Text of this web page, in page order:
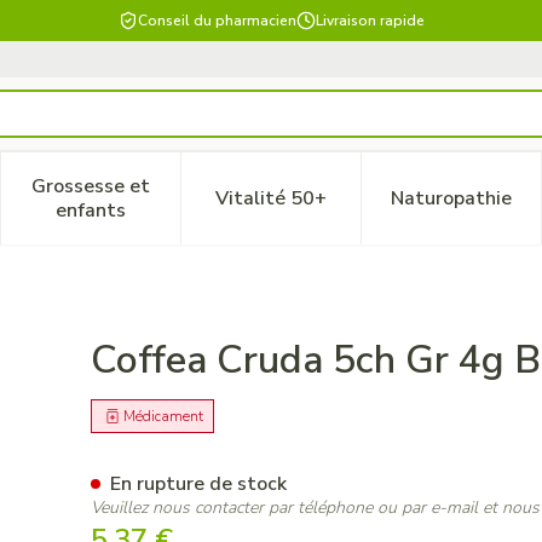
Conseil du pharmacien Livraison rapide
Beauté, soins et hygiène
menu pour la catégorie Régime, alimentation &
Grossesse et
enfantsAfficher le sous-menu pour la catégorie
Vitalité 50+Afficher le sous-menu pour la
Naturopathie
Afficher
Coffea Cruda 5ch Gr 4g
Médicament
En rupture de stock
Veuillez nous contacter par téléphone ou par e-mail et